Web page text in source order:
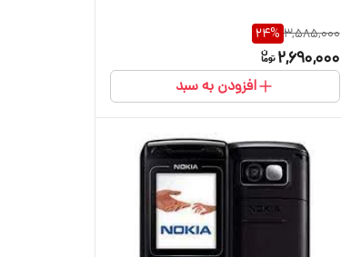
3,585,000
24%
2,690,000
افزودن به سبد